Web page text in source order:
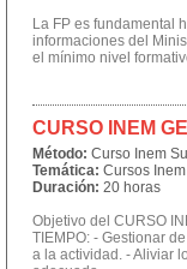
La FP es fundamental
informaciones del
el mínimo nivel
CURSO INEM
Método: Curso Inem
Temática: Cursos
Duración: 20 horas
Objetivo del CURSO
TIEMPO: - Gestionar
a la actividad. - Aliviar